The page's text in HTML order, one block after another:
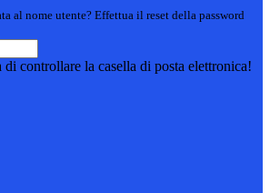
al nome utente? Effettua il reset della password
controllare la casella di posta elettronica!